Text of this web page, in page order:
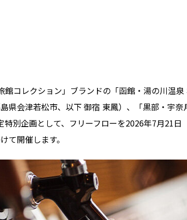
館コレクション」ブランドの「函館・湯の川温
県会津若松市、以下 御宿 東鳳）、「黒部・宇
別企画として、フリーフローを2026年7月21
て開催します。